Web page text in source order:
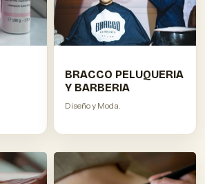
BRACCO PELUQUERIA
Y BARBERIA
Diseño y Moda.